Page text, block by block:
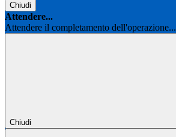
Chiudi
Attendere...
Attendere il completamento dell'operazione...
Chiudi